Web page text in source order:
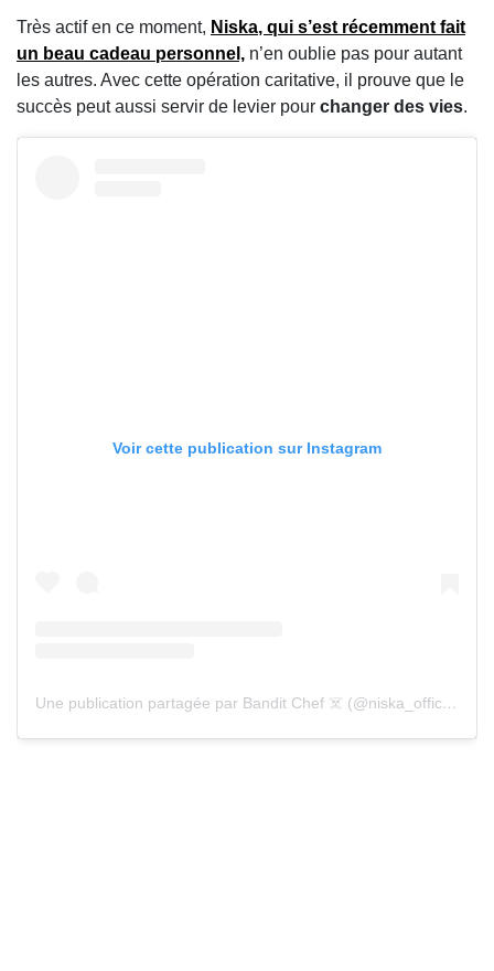
Très actif en ce moment, Niska, qui s’est récemment fait
un beau cadeau personnel, n’en oublie pas pour autant
les autres. Avec cette opération caritative, il prouve que le
succès peut aussi servir de levier pour changer des vies.
Voir cette publication sur Instagram
Une publication partagée par Bandit Chef ☠️ (@niska_officiel)